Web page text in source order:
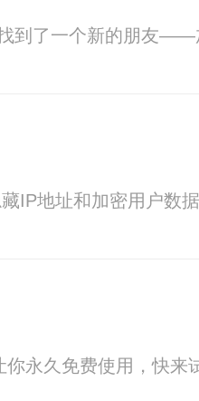
到了一个新的朋友——
IP地址和加密用户
永久免费使用，快来